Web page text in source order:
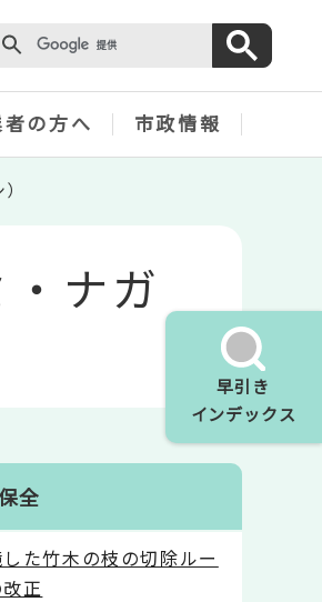
早引き
インデックス
者の方へ 市政情報
ナガ
全
た竹木の枝の切除ルー
正